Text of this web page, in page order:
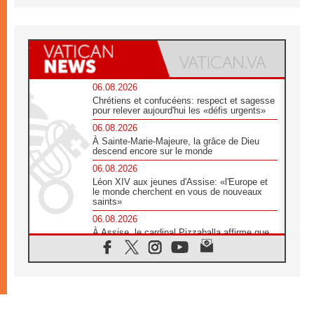
06.08.2026
Chrétiens et confucéens: respect et sagesse
pour relever aujourd'hui les «défis urgents»
06.08.2026
À Sainte-Marie-Majeure, la grâce de Dieu
descend encore sur le monde
06.08.2026
Léon XIV aux jeunes d'Assise: «l'Europe et
le monde cherchent en vous de nouveaux
saints»
06.08.2026
À Assise, le cardinal Pizzaballa affirme que
«les chrétiens veulent la paix»
06.08.2026